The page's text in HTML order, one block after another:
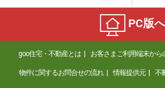
PC版へ
goo住宅・不動産とは お客さまご利用端末か
物件に関するお問合せの流れ 情報提供元 不